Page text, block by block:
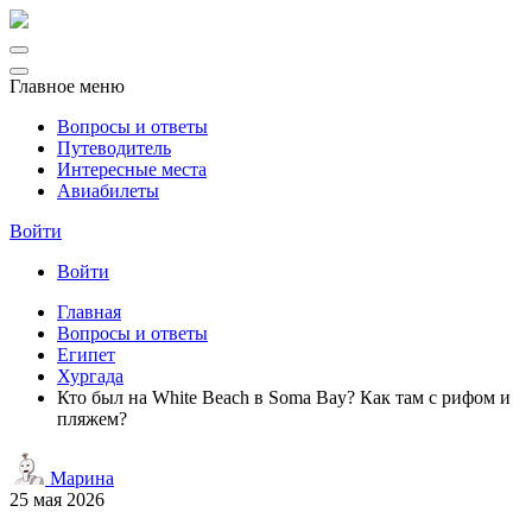
Главное меню
Вопросы и ответы
Путеводитель
Интересные места
Авиабилеты
Войти
Войти
Главная
Вопросы и ответы
Египет
Хургада
Кто был на White Beach в Soma Bay? Как там с рифом и
пляжем?
Марина
25 мая 2026